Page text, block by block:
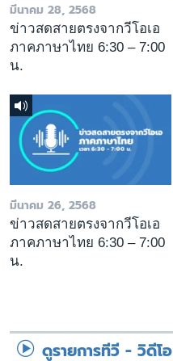
มีนาคม 28, 2568
ข่าวสดสายตรงจากวีโอเอ
ภาคภาษาไทย 6:30 – 7:00
น.
มีนาคม 26, 2568
ข่าวสดสายตรงจากวีโอเอ
ภาคภาษาไทย 6:30 – 7:00
น.
ดูรายการทีวี - วิดีโอ